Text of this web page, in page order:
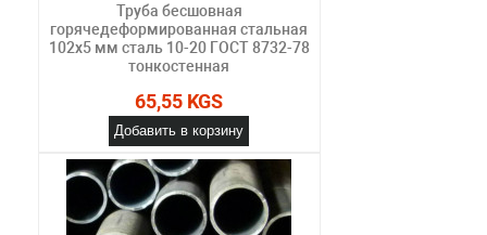
Труба бесшовная
горячедеформированная стальная
102х5 мм сталь 10-20 ГОСТ 8732-78
тонкостенная
65,55 KGS
Добавить в корзину